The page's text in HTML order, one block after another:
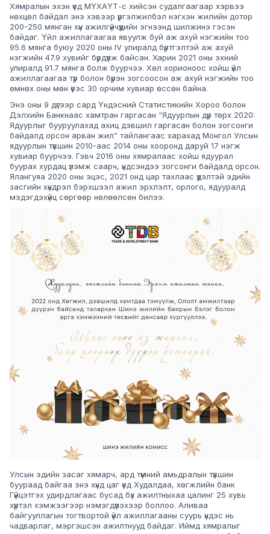
Хямралын эхэн үед МҮХАҮТ-с хийсэн судалгаагаар хэрвээ
нөхцөл байдал энэ хэвээр үргэлжилбэл нэгхэн жилийн дотор
200-250 мянган хүн ажилгүйчүүдийн эгнээнд шилжинэ гэсэн
байдаг. Үйл ажиллагаагаа явуулж буй аж ахуй нэгжийн тоо
95.6 мянга буюу 2020 оны IV улиралд бүртгэлтэй аж ахуй
нэгжийн 47.9 хувийг бүрдүүлж байсан. Харин 2021 оны эхний
улиралд 91.7 мянга болж буурчээ. Хөл хорионоос хойш үйл
ажиллагаагаа түр болон бүрэн зогсоосон аж ахуй нэгжийн тоо
өмнөх оны мөн үеэс 30 орчим хувиар өссөн байна.
Энэ оны 9 дүгээр сард Үндэсний Статистикийн Хороо болон
Дэлхийн Банкнаас хамтран гаргасан “Ядуурлын дүр төрх 2020:
Ядуурлыг бууруулахад ахиц дэвшил гаргасан болон зогсонги
байдалд орсон арван жил” тайлангаас харахад Монгол Улсын
ядуурлын түвшин 2010-аас 2014 оны хооронд даруй 17 нэгж
хувиар буурчээ. Гэвч 2016 оны хямралаас хойш ядуурал
буурах хурдац үлэмж саарч, үндсэндээ зогсонги байдалд орсон.
Ялангуяа 2020 оны эцэс, 2021 онд цар тахлаас үүдэлтэй эдийн
засгийн хүндрэл бэрхшээл ажил эрхлэлт, орлого, ядууралд
мэдэгдэхүйц сөргөөр нөлөөлсөн билээ.
Улсын эдийн засаг хямарч, ард түмний амьдралын түвшин
буураад байгаа энэ хүнд цаг үед Худалдаа, хөгжлийн банк
Гүйцэтгэх удирдлагаас бусад бүх ажилтныхаа цалинг 25 хувь
хүртэл хэмжээгээр нэмэгдүүлэхээр боллоо. Аливаа
байгууллагын тогтвортой үйл ажиллагааны суурь үндэс нь
чадварлаг, мэргэшсэн ажилтнууд байдаг. Иймд хямралыг